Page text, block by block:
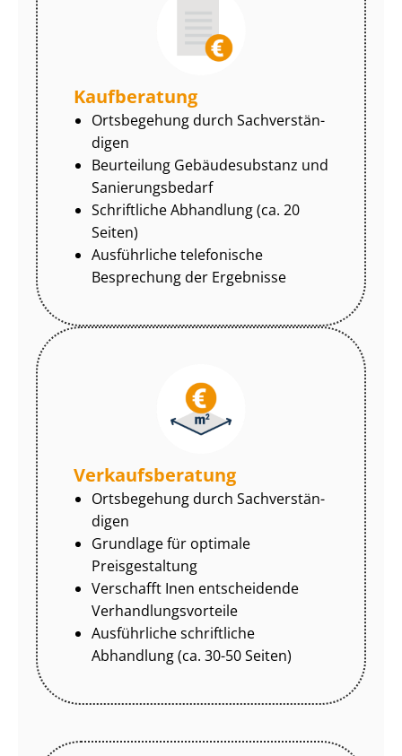
Kaufberatung
Ortsbegehung durch Sach­ver­stän­
di­gen
Beurteilung Gebäudesubstanz und
Sa­nie­rungs­be­darf
Schriftliche Abhandlung (ca. 20
Seiten)
Ausführliche telefonische
Besprechung der Ergebnisse
Ver­kaufs­be­ra­tung
Ortsbegehung durch Sach­ver­stän­
di­gen
Grundlage für optimale
Preisgestaltung
Verschafft Inen entscheidende
Ver­hand­lungs­vor­tei­le
Ausführliche schriftliche
Abhandlung (ca. 30-50 Seiten)